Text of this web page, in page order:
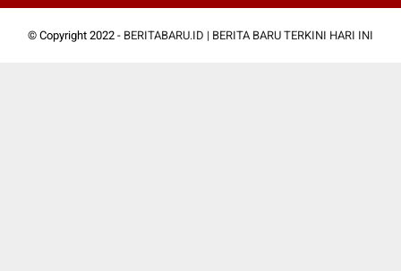
© Copyright 2022 - BERITABARU.ID | BERITA BARU TERKINI HARI INI